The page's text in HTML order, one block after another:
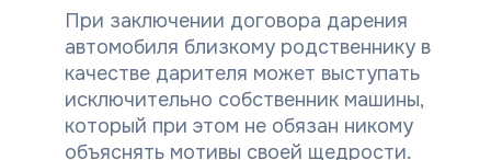
При заключении договора дарения
автомобиля близкому родственнику в
качестве дарителя может выступать
исключительно собственник машины,
который при этом не обязан никому
объяснять мотивы своей щедрости.